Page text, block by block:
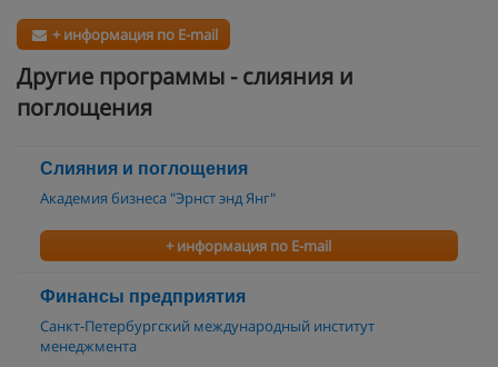
+ информация по E-mail
Другие программы - слияния и
поглощения
Слияния и поглощения
Академия бизнеса "Эрнст энд Янг"
+ информация по E-mail
Финансы предприятия
Санкт-Петербургский международный институт
менеджмента